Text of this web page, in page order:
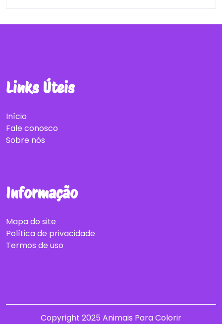
Links Úteis
Início
Fale conosco
Sobre nós
Informação
Mapa do site
Política de privacidade
Termos de uso
Copyright 2025 Animais Para Colorir